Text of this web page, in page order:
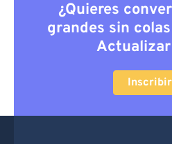
¿Quieres
grandes sin